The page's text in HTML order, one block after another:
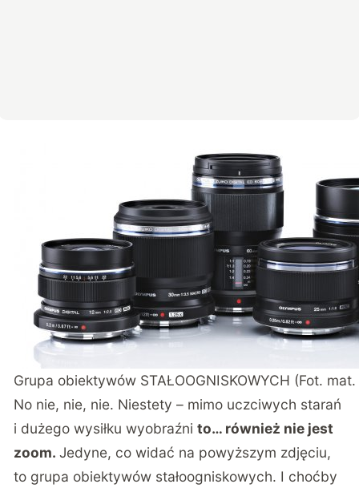
Grupa obiektywów STAŁOOGNISKOWYCH (Fot.
No nie, nie, nie. Niestety – mimo uczciwych starań
i dużego wysiłku wyobraźnito… również nie jest
zoom.Jedyne, co widać na powyższym zdjęciu,
to grupa obiektywów stałoogniskowych. I choćby